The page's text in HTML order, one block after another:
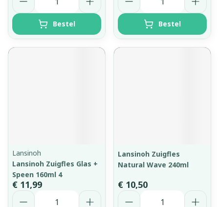
Bestel Bestel
Lansinoh
Lansinoh Zuigfles Glas +
Speen 160ml 4
€ 11,99
Aantal
Lansinoh Zuigfles
Natural Wave 240ml
€ 10,50
Aantal